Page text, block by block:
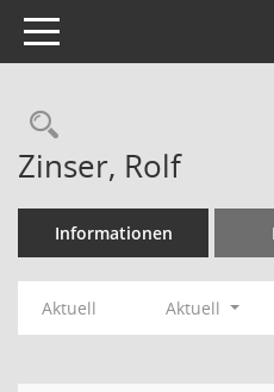
Toggle navigation
Zinser, Rolf
Informationen
Aktuell Aktuell